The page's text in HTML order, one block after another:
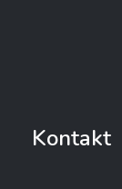
Kontakt